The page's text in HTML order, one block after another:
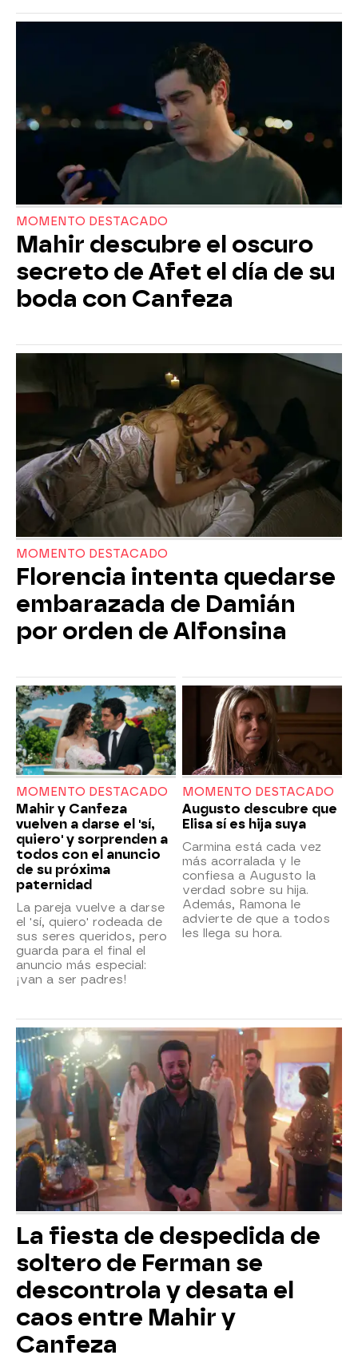
MOMENTO DESTACADO
Mahir descubre el oscuro
secreto de Afet el día de su
boda con Canfeza
MOMENTO DESTACADO
Florencia intenta quedarse
embarazada de Damián
por orden de Alfonsina
MOMENTO DESTACADO
Mahir y Canfeza
vuelven a darse el 'sí,
quiero' y sorprenden a
todos con el anuncio
de su próxima
paternidad
La pareja vuelve a darse
el 'sí, quiero' rodeada de
sus seres queridos, pero
guarda para el final el
anuncio más especial:
¡van a ser padres!
MOMENTO DESTACADO
Augusto descubre que
Elisa sí es hija suya
Carmina está cada vez
más acorralada y le
confiesa a Augusto la
verdad sobre su hija.
Además, Ramona le
advierte de que a todos
les llega su hora.
La fiesta de despedida de
soltero de Ferman se
descontrola y desata el
caos entre Mahir y
Canfeza